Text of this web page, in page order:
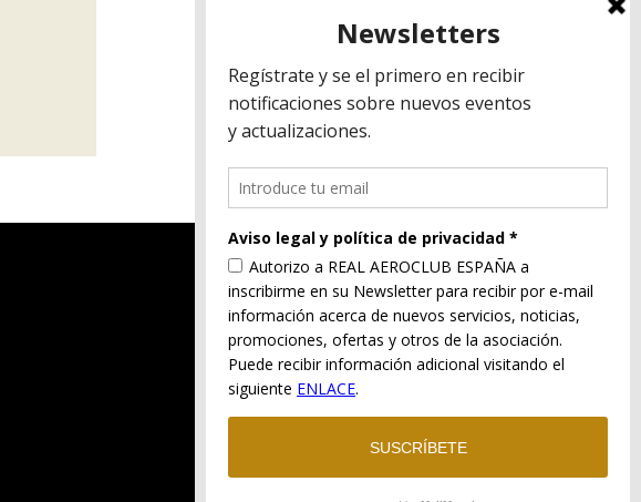
Aviso legal
Política de privacidad
Términos y condiciones